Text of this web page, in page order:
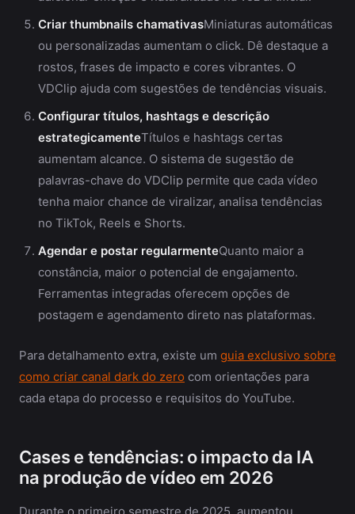
Criar thumbnails chamativasMiniaturas automáticas
ou personalizadas aumentam o click. Dê destaque a
rostos, frases de impacto e cores vibrantes. O
VDClip ajuda com sugestões de tendências visuais.
Configurar títulos, hashtags e descrição
estrategicamenteTítulos e hashtags certas
aumentam alcance. O sistema de sugestão de
palavras-chave do VDClip permite que cada vídeo
tenha maior chance de viralizar, analisa tendências
no TikTok, Reels e Shorts.
Agendar e postar regularmenteQuanto maior a
constância, maior o potencial de engajamento.
Ferramentas integradas oferecem opções de
postagem e agendamento direto nas plataformas.
Para detalhamento extra, existe um guia exclusivo sobre
como criar canal dark do zero com orientações para
cada etapa do processo e requisitos do YouTube.
Cases e tendências: o impacto da IA
na produção de vídeo em 2026
Durante o primeiro semestre de 2025, aumentou